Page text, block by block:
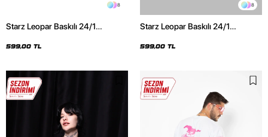
8
Starz Leopar Baskılı 24/1
599,00 TL
8
Starz Leopar Baskılı 24/1
599,00 TL